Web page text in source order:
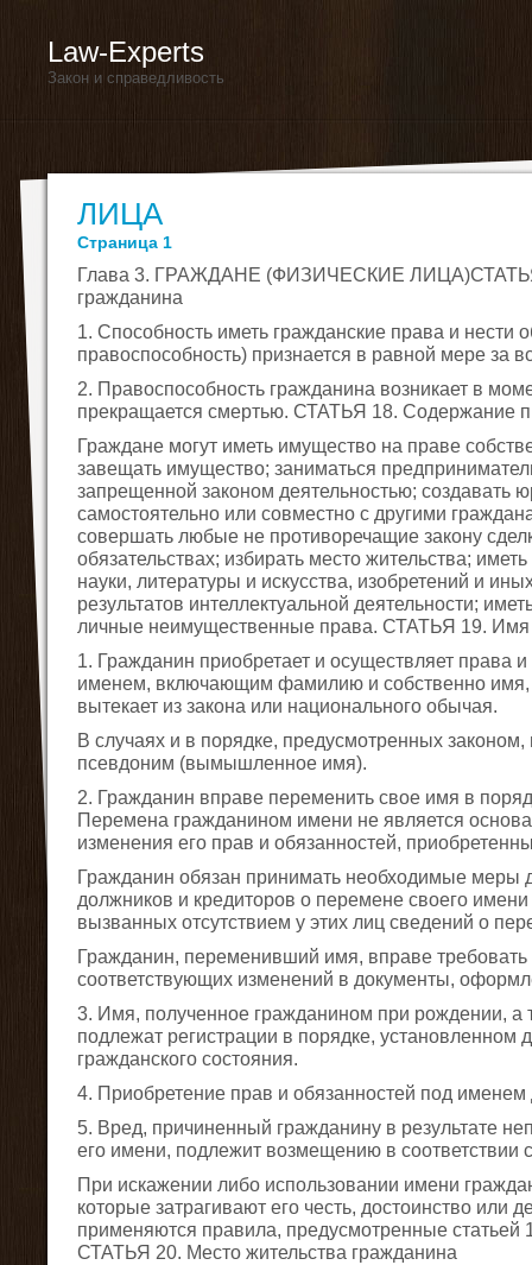
Law-Experts
Закон и справедливость
ЛИЦА
Страница 1
Глава 3. ГРАЖДАНЕ (ФИЗИЧЕСКИЕ ЛИЦА)СТАТЬЯ
гражданина
1. Способность иметь гражданские права и нести
правоспособность) признается в равной мере за
2. Правоспособность гражданина возникает в
прекращается смертью. СТАТЬЯ 18. Содержание
Граждане могут иметь имущество на праве
завещать имущество; заниматься
запрещенной законом деятельностью; создавать
самостоятельно или совместно с другими
совершать любые не противоречащие закону
обязательствах; избирать место жительства;
науки, литературы и искусства, изобретений и
результатов интеллектуальной деятельности;
личные неимущественные права. СТАТЬЯ 19. Имя
1. Гражданин приобретает и осуществляет права
именем, включающим фамилию и собственно имя,
вытекает из закона или национального обычая.
В случаях и в порядке, предусмотренных
псевдоним (вымышленное имя).
2. Гражданин вправе переменить свое имя в
Перемена гражданином имени не является
изменения его прав и обязанностей,
Гражданин обязан принимать необходимые меры
должников и кредиторов о перемене своего имени
вызванных отсутствием у этих лиц сведений о
Гражданин, переменивший имя, вправе требовать
соответствующих изменений в документы,
3. Имя, полученное гражданином при рождении, а
подлежат регистрации в порядке, установленном
гражданского состояния.
4. Приобретение прав и обязанностей под именем
5. Вред, причиненный гражданину в результате
его имени, подлежит возмещению в соответствии
При искажении либо использовании имени
которые затрагивают его честь, достоинство или
применяются правила, предусмотренные статьей
СТАТЬЯ 20. Место жительства гражданина